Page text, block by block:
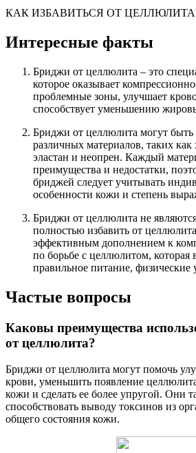
КАК ИЗБАВИТЬСЯ ОТ
Интересные факты
Бриджи от целлюлита – это
которое оказывает
проблемные зоны, улучшает
способствует уменьшению
Бриджи от целлюлита могут быть
различных материалов, таких
эластан и неопрен. Каждый
преимущества и недостатки,
бриджей следует учитывать
особенности кожи и степень
Бриджи от целлюлита не
полностью избавить от
эффективным дополнением к
по борьбе с целлюлитом, которая
правильное питание,
Частые вопросы
Каковы преимущества
от целлюлита?
Бриджи от целлюлита могут помочь
крови, уменьшить появление
кожи и сделать ее более упругой. Они
способствовать выводу токсинов из
общего состояния кожи.